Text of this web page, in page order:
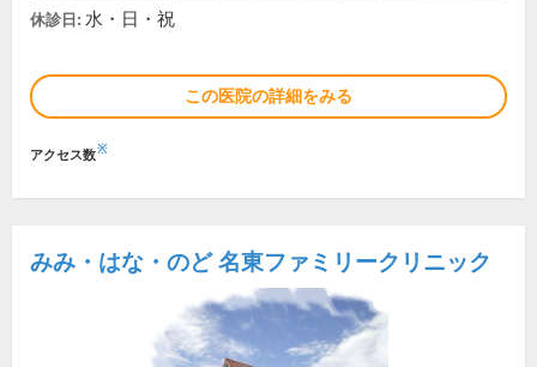
休診日: 水・日・祝
この医院の詳細をみる
アクセス数※
みみ・はな・のど 名東ファミリークリニック